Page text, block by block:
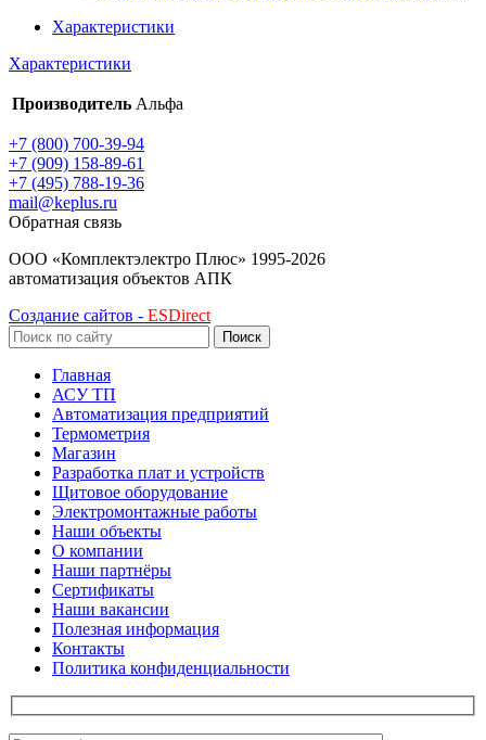
Характеристики
Характеристики
Производитель Альфа
+7 (800) 700-39-94
+7 (909) 158-89-61
+7 (495) 788-19-36
mail@keplus.ru
Обратная связь
ООО «Комплектэлектро Плюс» 1995-2026
автоматизация объектов АПК
Создание сайтов - ESDirect
Поиск
Главная
АСУ ТП
Автоматизация предприятий
Термометрия
Магазин
Разработка плат и устройств
Щитовое оборудование
Электромонтажные работы
Наши объекты
О компании
Наши партнёры
Сертификаты
Наши вакансии
Полезная информация
Контакты
Политика конфиденциальности